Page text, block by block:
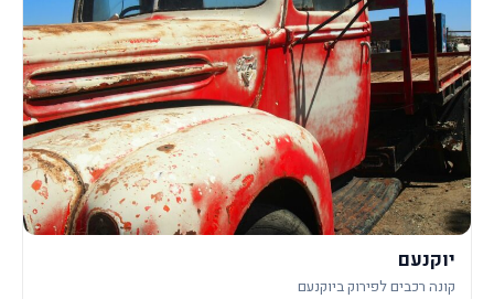
יוקנעם
קונה רכבים לפירוק ביוקנעם